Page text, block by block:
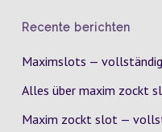
Recente berichten
Maximslots —
Alles über maxim zockt
Maxim zockt slot —